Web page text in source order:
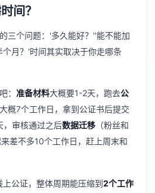
间？
三个问题：'多久能好？''能不能加
月？'时间其实取决于你走哪条
： 准备材料大概要1-2天，跑去公
概7个工作日，拿到公证书后提交
，审核通过之后数据迁移 （粉丝和
差不多10个工作日，赶上周末和
公证，整体周期能压缩到2个工作